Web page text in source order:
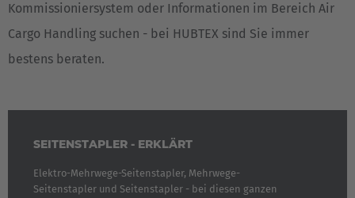
Kommissioniersystem oder Informationen im Bereich Air
Cargo Handling suchen - bei HUBTEX sind Sie immer
bestens beraten.
SEITENSTAPLER - ERKLÄRT
Elektro-Mehrwege-Seitenstapler, Mehrwege-
Seitenstapler und Seitenstapler - bei diesen ganzen